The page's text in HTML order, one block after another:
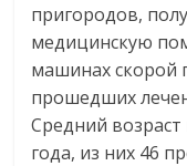
пригородов,
медицинскую
машинах скорой
прошедших
Средний возраст
года, из них 46